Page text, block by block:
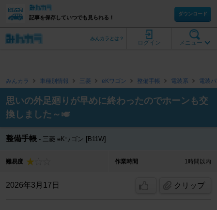
記事を保存していつでも見られる！
ダウンロード
メニュー
ログイン
みんカラとは？
みんカラ 車種別情報 三菱 eKワゴン 整備手帳 電装系 電装
思いの外足廻りが早めに終わったのでホーンも交
換しました～🎺
整備手帳 三菱 eKワゴン [B11W]
難易度 作業時間 1時間以内
2026年3月17日 クリップ